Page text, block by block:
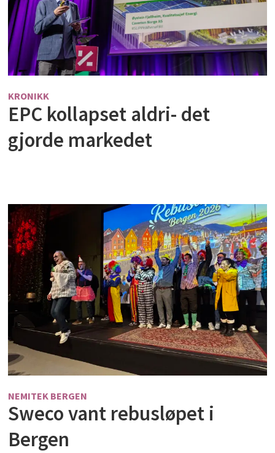
KRONIKK
EPC kollapset aldri- det
gjorde markedet
NEMITEK BERGEN
Sweco vant rebusløpet i
Bergen